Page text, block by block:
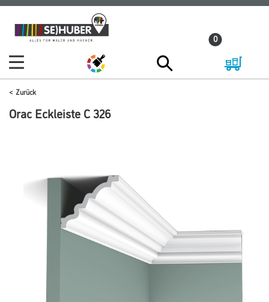
Zum
Inhalt
Zum
Navigationsmenü
0
Zurück
Orac Eckleiste C 326